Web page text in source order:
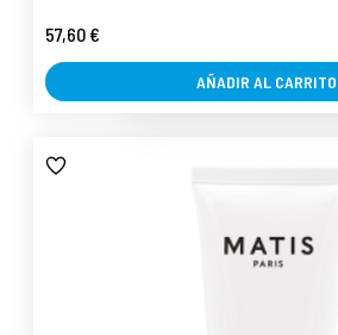
57,60 €
AÑADIR AL CARRITO